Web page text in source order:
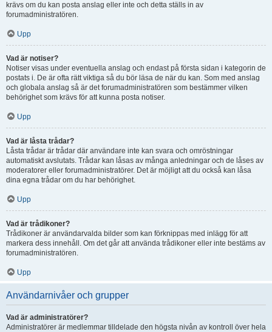
krävs om du kan posta anslag eller inte och detta ställs in av
forumadministratören.
Upp
Vad är notiser?
Notiser visas under eventuella anslag och endast på första sidan i kategorin de
postats i. De är ofta rätt viktiga så du bör läsa de när du kan. Som med anslag
och globala anslag så är det forumadministratören som bestämmer vilken
behörighet som krävs för att kunna posta notiser.
Upp
Vad är låsta trådar?
Låsta trådar är trådar där användare inte kan svara och omröstningar
automatiskt avslutats. Trådar kan låsas av många anledningar och de låses av
moderatorer eller forumadministratörer. Det är möjligt att du också kan låsa
dina egna trådar om du har behörighet.
Upp
Vad är trådikoner?
Trådikoner är användarvalda bilder som kan förknippas med inlägg för att
markera dess innehåll. Om det går att använda trådikoner eller inte bestäms av
forumadministratören.
Upp
Användarnivåer och grupper
Vad är administratörer?
Administratörer är medlemmar tilldelade den högsta nivån av kontroll över hela